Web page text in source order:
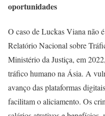
oportunidades
O caso de Luckas Viana não
Relatório Nacional sobre
Ministério da Justiça, em
tráfico humano na Ásia. A
avanço das plataformas
facilitam o aliciamento. Os